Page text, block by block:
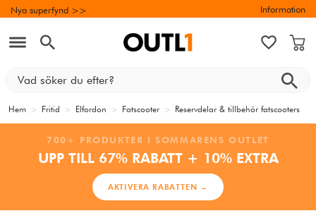
Nya superfynd >> Information
Hem > Fritid > Elfordon > Fatscooter > Reservdelar & tillbehör fatscooters
700+ PRODUKTER I SOMMARENS OUTLET
UPP TILL 67% RABATT + 10% EXTRA
AKTIVERA RABATTEN →